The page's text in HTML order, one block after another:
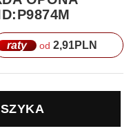
raty od 2,91PLN